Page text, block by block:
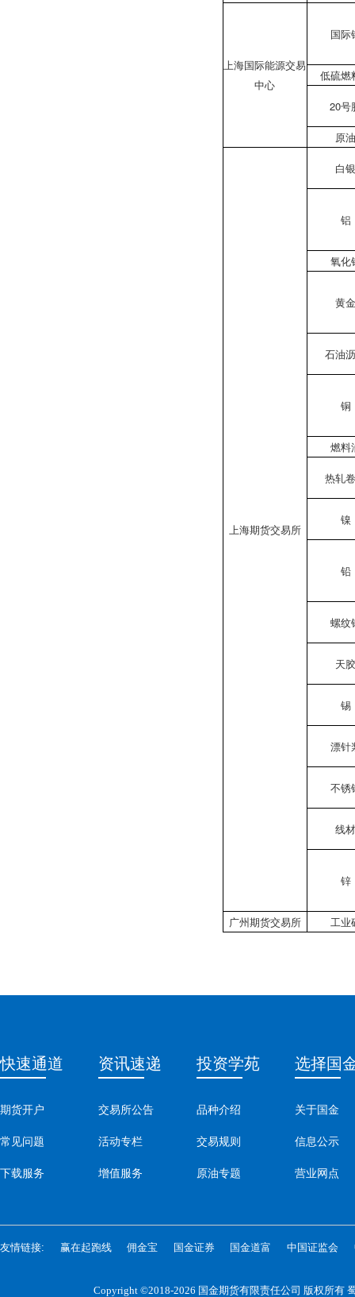
上海国际能源交易
中心
国际
低硫燃
20号
原
上海期货交易所
白
铝
氧化
黄
石油
铜
燃料
热轧
镍
铅
螺纹
天
锡
漂针
不锈
线
锌
广州期货交易所 工业
快速通道
期货开户
常见问题
下载服务
资讯速递
交易所公告
活动专栏
增值服务
投资学苑
品种介绍
交易规则
原油专题
选择国
关于国金
信息公示
营业网点
友情链接: 赢在起跑线 佣金宝 国金证券 国金道富 中国证监会
Copyright ©2018-2026 国金期货有限责任公司 版权所有